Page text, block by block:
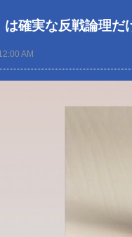
は確実な反戦論理だ
AM